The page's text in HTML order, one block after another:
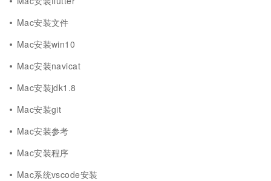
Mac安装文件
Mac安装win10
Mac安装navicat
Mac安装jdk1.8
Mac安装git
Mac安装参考
Mac安装程序
Mac系统vscode安装